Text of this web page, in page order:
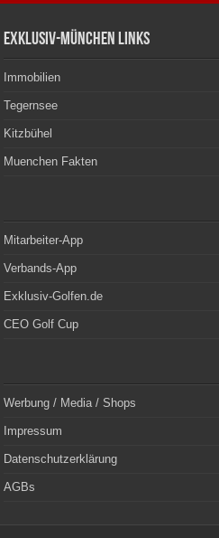
Exklusiv-München Links
Immobilien
Tegernsee
Kitzbühel
Muenchen Fakten
Mitarbeiter-App
Verbands-App
Exklusiv-Golfen.de
CEO Golf Cup
Werbung / Media / Shops
Impressum
Datenschutzerklärung
AGBs